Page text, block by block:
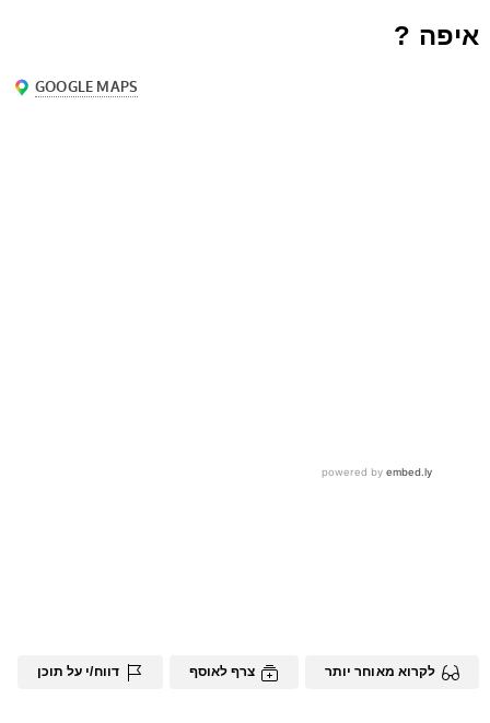
איפה ?
לקרוא מאוחר יותר צרף לאוסף דווח/י על תוכן